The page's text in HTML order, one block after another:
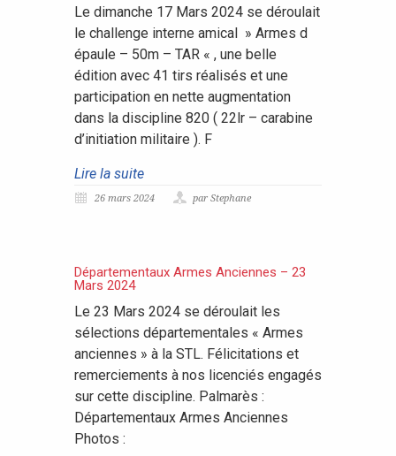
Le dimanche 17 Mars 2024 se déroulait
le challenge interne amical » Armes d
épaule – 50m – TAR « , une belle
édition avec 41 tirs réalisés et une
participation en nette augmentation
dans la discipline 820 ( 22lr – carabine
d’initiation militaire ). F
Lire la suite
26 mars 2024 par Stephane
Départementaux Armes Anciennes – 23
Mars 2024
Le 23 Mars 2024 se déroulait les
sélections départementales « Armes
anciennes » à la STL. Félicitations et
remerciements à nos licenciés engagés
sur cette discipline. Palmarès :
Départementaux Armes Anciennes
Photos :